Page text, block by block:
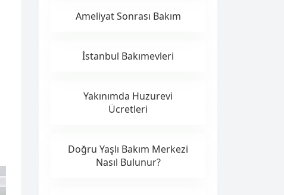
Ameliyat Sonrası Bakım
İstanbul Bakımevleri
Yakınımda Huzurevi
Ücretleri
Doğru Yaşlı Bakım Merkezi
Nasıl Bulunur?